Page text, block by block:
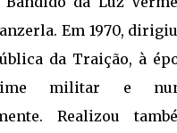
Em 1970,
da Traição, à
militar e
Realizou